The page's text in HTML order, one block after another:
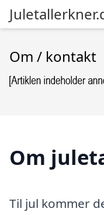
Om / kontakt
Om
Til jul kommer